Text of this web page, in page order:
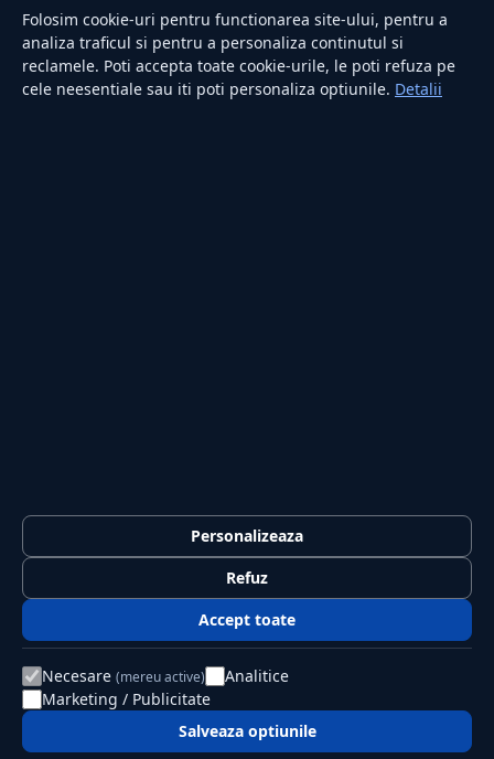
Sănătate
Utile
RUBRICI
Confidențialitate
Politica de cookies
© 2026 Jurnalul Național. Toate drepturile rezervate.
Folosim cookie-uri pentru functionarea site-ului, pentru a
analiza traficul si pentru a personaliza continutul si
reclamele. Poti accepta toate cookie-urile, le poti refuza pe
cele neesentiale sau iti poti personaliza optiunile. Detalii
Personalizeaza
Refuz
Accept toate
Necesare (mereu active)
Analitice
Marketing / Publicitate
Salveaza optiunile